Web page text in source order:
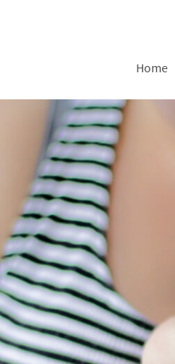
Home